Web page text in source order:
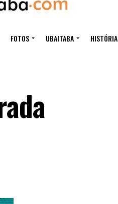
FOTOS UBAITABA HISTÓRIA